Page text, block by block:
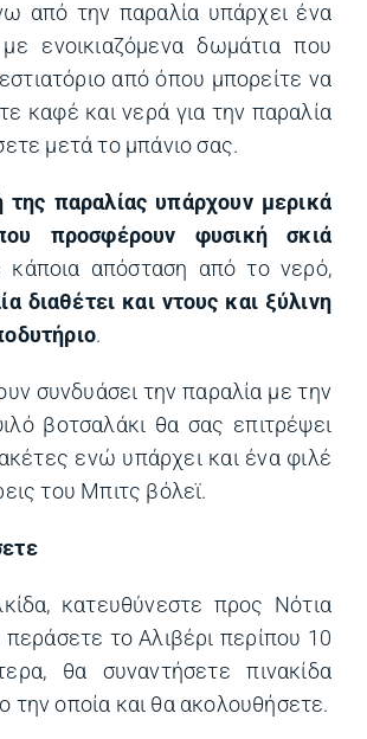
από την παραλία υπάρχει ένα
ενοικιαζόμενα δωμάτια που
από όπου μπορείτε να
καφέ και νερά για την παραλία
μετά το μπάνιο σας.
παραλίας υπάρχουν μερικά
προσφέρουν φυσική σκιά
κάποια απόσταση από το νερό,
διαθέτει και ντους και ξύλινη
.
συνδυάσει την παραλία με την
βοτσαλάκι θα σας επιτρέψει
ενώ υπάρχει και ένα φιλέ
του Μπιτς βόλεϊ.
κατευθύνεστε προς Νότια
περάσετε το Αλιβέρι περίπου 10
θα συναντήσετε πινακίδα
την οποία και θα ακολουθήσετε.